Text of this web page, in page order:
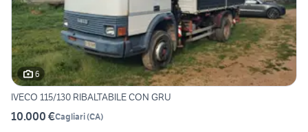
6
IVECO 115/130 RIBALTABILE CON GRU
10.000 €Cagliari(CA)